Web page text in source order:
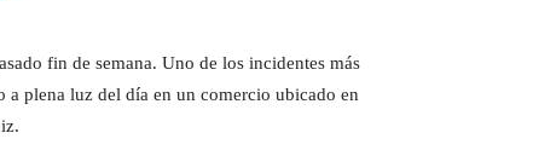
fin de semana. Uno de los incidentes más
a plena luz del día en un comercio ubicado en